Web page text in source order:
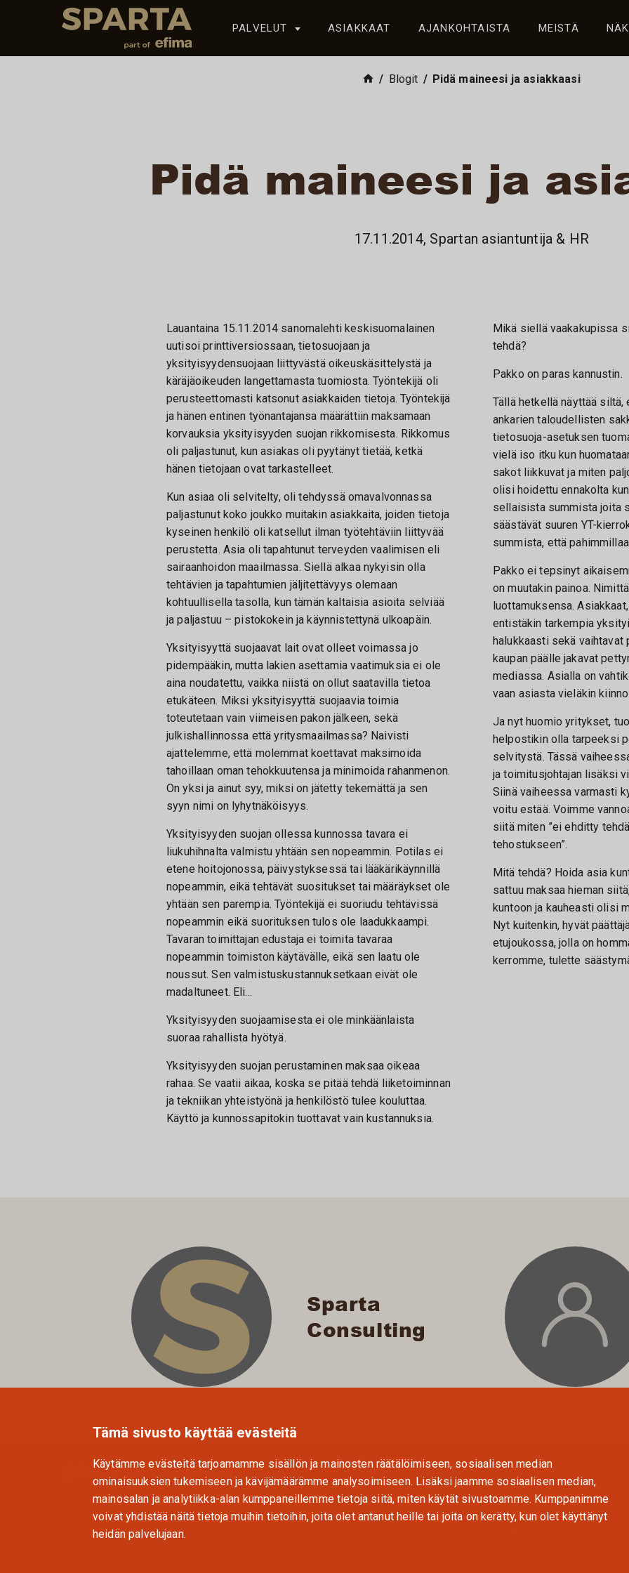
Tämä sivusto käyttää evästeitä
Käytämme evästeitä tarjoamamme sisällön ja mainosten räätälöimiseen, sosiaalisen median
ominaisuuksien tukemiseen ja kävijämäärämme analysoimiseen. Lisäksi jaamme sosiaalisen median,
mainosalan ja analytiikka-alan kumppaneillemme tietoja siitä, miten käytät sivustoamme. Kumppanimme
voivat yhdistää näitä tietoja muihin tietoihin, joita olet antanut heille tai joita on kerätty, kun olet käyttänyt
heidän palvelujaan.
PALVELUT ASIAKKAAT AJANKOHTAISTA MEISTÄ
Blogit Pidä maineesi ja asiakkaasi
Pidä maineesi ja
17.11.2014, Spartan asiantuntija & HR
Lauantaina 15.11.2014 sanomalehti keskisuomalainen
uutisoi printtiversiossaan, tietosuojaan ja
yksityisyydensuojaan liittyvästä oikeuskäsittelystä ja
käräjäoikeuden langettamasta tuomiosta. Työntekijä oli
perusteettomasti katsonut asiakkaiden tietoja. Työntekijä
ja hänen entinen työnantajansa määrättiin maksamaan
korvauksia yksityisyyden suojan rikkomisesta. Rikkomus
oli paljastunut, kun asiakas oli pyytänyt tietää, ketkä
hänen tietojaan ovat tarkastelleet.
Kun asiaa oli selvitelty, oli tehdyssä omavalvonnassa
paljastunut koko joukko muitakin asiakkaita, joiden tietoja
kyseinen henkilö oli katsellut ilman työtehtäviin liittyvää
perustetta. Asia oli tapahtunut terveyden vaalimisen eli
sairaanhoidon maailmassa. Siellä alkaa nykyisin olla
tehtävien ja tapahtumien jäljitettävyys olemaan
kohtuullisella tasolla, kun tämän kaltaisia asioita selviää
ja paljastuu – pistokokein ja käynnistettynä ulkoapäin.
Yksityisyyttä suojaavat lait ovat olleet voimassa jo
pidempääkin, mutta lakien asettamia vaatimuksia ei ole
aina noudatettu, vaikka niistä on ollut saatavilla tietoa
etukäteen. Miksi yksityisyyttä suojaavia toimia
toteutetaan vain viimeisen pakon jälkeen, sekä
julkishallinnossa että yritysmaailmassa? Naivisti
ajattelemme, että molemmat koettavat maksimoida
tahoillaan oman tehokkuutensa ja minimoida rahanmenon.
On yksi ja ainut syy, miksi on jätetty tekemättä ja sen
syyn nimi on lyhytnäköisyys.
Yksityisyyden suojan ollessa kunnossa tavara ei
liukuhihnalta valmistu yhtään sen nopeammin. Potilas ei
etene hoitojonossa, päivystyksessä tai lääkärikäynnillä
nopeammin, eikä tehtävät suositukset tai määräykset ole
yhtään sen parempia. Työntekijä ei suoriudu tehtävissä
nopeammin eikä suorituksen tulos ole laadukkaampi.
Tavaran toimittajan edustaja ei toimita tavaraa
nopeammin toimiston käytävälle, eikä sen laatu ole
noussut. Sen valmistuskustannuksetkaan eivät ole
madaltuneet. Eli…
Yksityisyyden suojaamisesta ei ole minkäänlaista
suoraa rahallista hyötyä.
Yksityisyyden suojan perustaminen maksaa oikeaa
rahaa. Se vaatii aikaa, koska se pitää tehdä liiketoiminnan
ja tekniikan yhteistyönä ja henkilöstö tulee kouluttaa.
Käyttö ja kunnossapitokin tuottavat vain kustannuksia.
Mikä siellä vaakakupissa
tehdä?
Pakko on paras kannustin.
Tällä hetkellä näyttää
ankarien taloudellisten
tietosuoja-asetuksen
vielä iso itku kun
sakot liikkuvat ja miten
olisi hoidettu ennakolta
sellaisista summista joita
säästävät suuren YT-
summista, että
Pakko ei tepsinyt
on muutakin painoa.
luottamuksensa.
entistäkin tarkempia
halukkaasti sekä vaihtavat
kaupan päälle jakavat
mediassa. Asialla on
vaan asiasta vieläkin
Ja nyt huomio yritykset,
helpostikin olla tarpeeksi
selvitystä. Tässä
ja toimitusjohtajan lisäksi
Siinä vaiheessa varmasti
voitu estää. Voimme
siitä miten ”ei ehditty
tehostukseen”.
Mitä tehdä? Hoida asia
sattuu maksaa hieman
kuntoon ja kauheasti olisi
Nyt kuitenkin, hyvät
etujoukossa, jolla on
kerromme, tulette
Sparta
Consulting
Tietosuojaseloste
Rekrytoinnin tietosuojaseloste
Evästeiden käyttö ja seuranta